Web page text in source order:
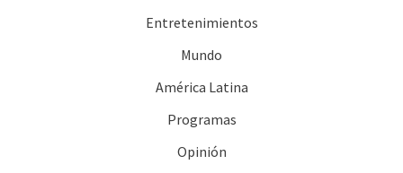
Entretenimientos
Mundo
América Latina
Programas
Opinión